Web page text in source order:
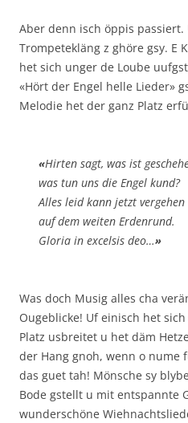
Aber denn isch öppis passiert.
Trompetekläng z ghöre gsy. E
het sich unger de Loube
«Hört der Engel helle Lieder»
Melodie het der ganz Platz
«Hirten sagt, was ist
was tun uns die Engel kund?
Alles leid kann jetzt vergehen
auf dem weiten Erdenrund.
Gloria in excelsis deo…»
Was doch Musig alles cha
Ougeblicke! Uf einisch het
Platz usbreitet u het däm
der Hang gnoh, wenn o nume
das guet tah! Mönsche sy
Bode gstellt u mit entspannte
wunderschöne